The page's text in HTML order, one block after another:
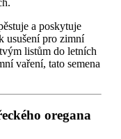
a poskytuje
usušení pro zimní
listům do letních
vaření, tato semena
oregana